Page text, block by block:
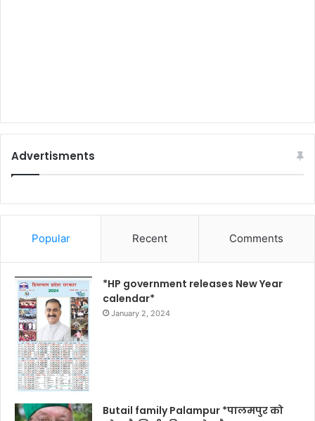
Advertisments
Popular Recent Comments
*HP government releases New Year
calendar*
January 2, 2024
Butail family Palampur *पालमपुर को